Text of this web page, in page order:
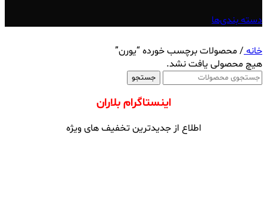
دسته بندی‌ها
خانه/ محصولات برچسب خورده “یورن”
هیچ محصولی یافت نشد.
جستجو
اینستاگرام بلاران
اطلاع از جدیدترین تخفیف های ویژه